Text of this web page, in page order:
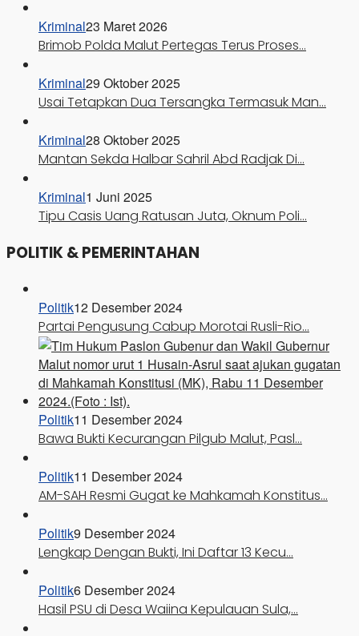
Kriminal23 Maret 2026
Brimob Polda Malut Pertegas Terus Proses…
Kriminal29 Oktober 2025
Usai Tetapkan Dua Tersangka Termasuk Man…
Kriminal28 Oktober 2025
Mantan Sekda Halbar Sahril Abd Radjak Di…
Kriminal1 Juni 2025
Tipu Casis Uang Ratusan Juta, Oknum Poli…
POLITIK & PEMERINTAHAN
Politik12 Desember 2024
Partai Pengusung Cabup Morotai Rusli-Rio…
Politik11 Desember 2024
Bawa Bukti Kecurangan Pilgub Malut, Pasl…
Politik11 Desember 2024
AM-SAH Resmi Gugat ke Mahkamah Konstitus…
Politik9 Desember 2024
Lengkap Dengan Bukti, Ini Daftar 13 Kecu…
Politik6 Desember 2024
Hasil PSU di Desa Waiina Kepulauan Sula,…